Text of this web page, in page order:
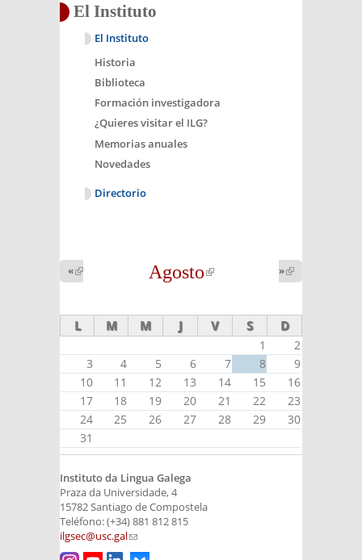
El Instituto
El Instituto
Historia
Biblioteca
Formación investigadora
¿Quieres visitar el ILG?
Memorias anuales
Novedades
Directorio
Agosto
(link is
«
external)
»
external)
L M M J V S D
1
2
3
4 5 6 7 8
9
10
11 12 13 14 15
16
17
18 19 20 21 22
23
24
25 26 27 28 29
30
31
Instituto da Lingua Galega
Praza da Universidade, 4
15782 Santiago de Compostela
Teléfono: (+34) 881 812 815
ilgsec@usc.gal(link sends e-mail)